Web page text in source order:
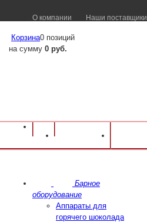
О компании Наши поставщики
Корзина0 позиций
на сумму 0 руб.
Барное
оборудование
Аппараты для
горячего шоколада